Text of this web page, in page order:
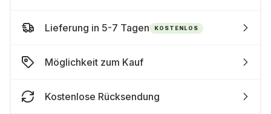
Lieferung in 5-7 Tagen KOSTENLOS
Möglichkeit zum Kauf
Kostenlose Rücksendung